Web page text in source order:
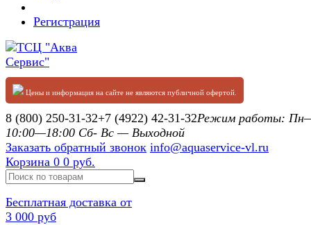
Регистрация
Цены и информация на сайте не являются публичной офертой.
8 (800) 250-31-32+7 (4922) 42-31-32Режим работы:
10:00—18:00 Сб- Вс — Выходной
Заказать обратный звонок info@aquaservice-vl.ru
Корзина 0 0 руб.
Бесплатная доставка от
3 000 руб